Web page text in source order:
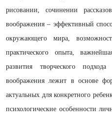
рисовании, сочинении
воображения – эффективный
окружающего мира,
практического опыта,
развития творческого
воображения лежит в основе
актуальных для конкретного
психологические особенности